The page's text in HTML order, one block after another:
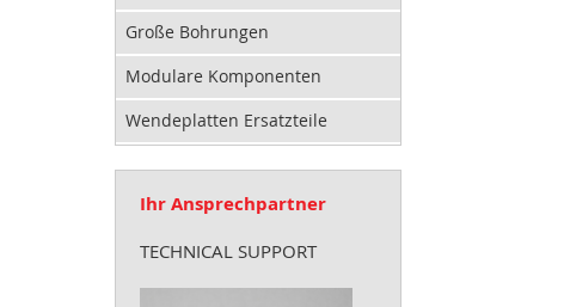
Große Bohrungen
Modulare Komponenten
Wendeplatten Ersatzteile
Ihr Ansprechpartner
TECHNICAL SUPPORT